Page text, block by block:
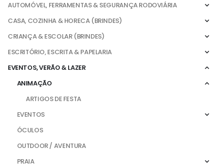
AUTOMÓVEL, FERRAMENTAS & SEGURANÇA RODOVIÁRIA
CASA, COZINHA & HORECA (BRINDES)
CRIANÇA & ESCOLAR (BRINDES)
ESCRITÓRIO, ESCRITA & PAPELARIA
EVENTOS, VERÃO & LAZER
ANIMAÇÃO
ARTIGOS DE FESTA
EVENTOS
ÓCULOS
OUTDOOR / AVENTURA
PRAIA